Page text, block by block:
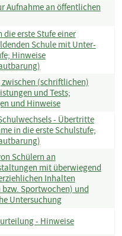
Aufnahme an öffentlichen
die erste Stufe einer
Schule mit Unter-
Hinweise
zwischen (schriftlichen)
und Tests;
und Hinweise
- Übertritte
in die erste Schulstufe;
Schülern an
mit überwiegend
Inhalten
Sportwochen) und
Untersuchung
- Hinweise